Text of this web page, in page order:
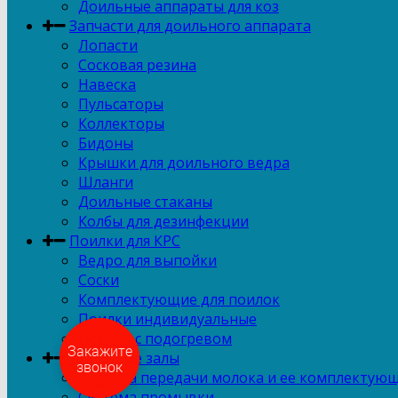
Доильные аппараты для коз
Запчасти для доильного аппарата
Лопасти
Сосковая резина
Навеска
Пульсаторы
Коллекторы
Бидоны
Крышки для доильного ведра
Шланги
Доильные стаканы
Колбы для дезинфекции
Поилки для КРС
Ведро для выпойки
Соски
Комплектующие для поилок
Поилки индивидуальные
Поилки с подогревом
Доильные залы
Система передачи молока и ее
Закажите